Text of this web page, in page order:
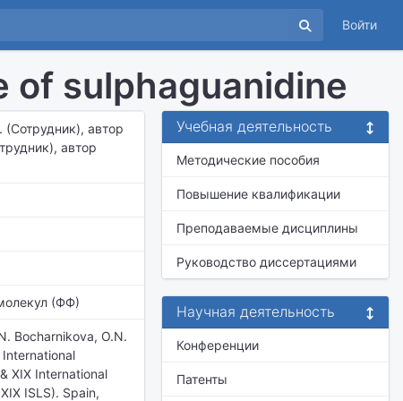
Войти
of sulphaguanidine
автор
автор
(ФФ)
Bocharnikova, O.N.
XIX International
ISLS). Spain,
Учебная деятельность
Методические пособия
Повышение квалификации
Преподаваемые дисциплины
Руководство диссертациями
Научная деятельность
Конференции
Патенты